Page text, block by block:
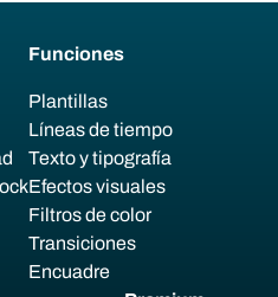
Funciones
Plantillas
Líneas de tiempo
Texto y tipografía
Efectos visuales
Filtros de color
Transiciones
Encuadre